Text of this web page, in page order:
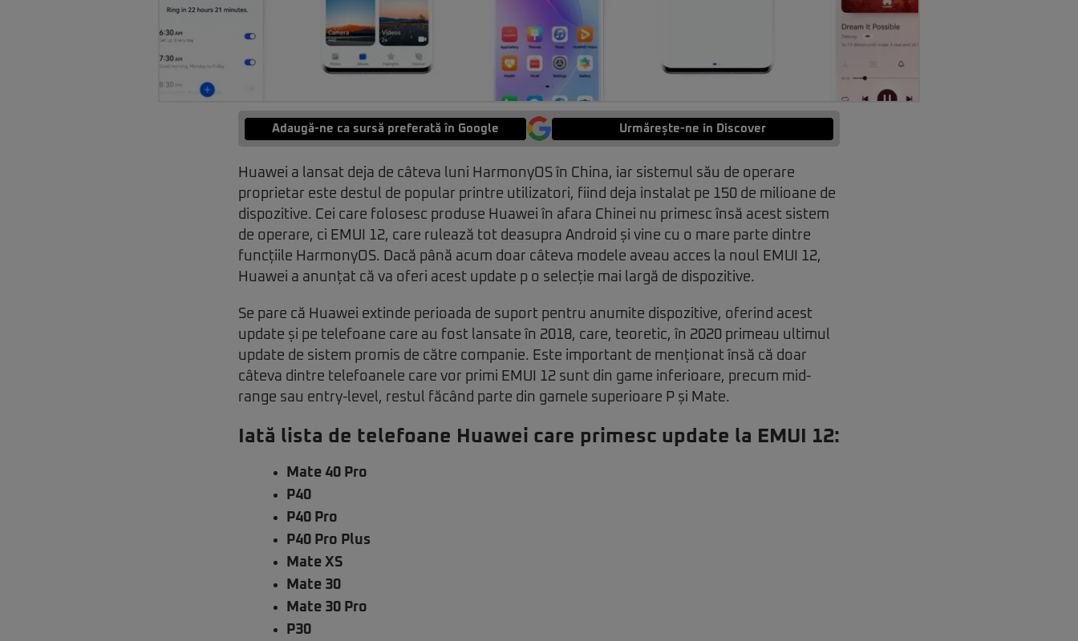
Adaugă-ne ca sursă preferată în Google Urmărește-ne in Discover
Huawei a lansat deja de câteva luni HarmonyOS în China, iar sistemul său de operare
proprietar este destul de popular printre utilizatori, fiind deja instalat pe 150 de milioane de
dispozitive. Cei care folosesc produse Huawei în afara Chinei nu primesc însă acest sistem
de operare, ci EMUI 12, care rulează tot deasupra Android și vine cu o mare parte dintre
funcțiile HarmonyOS. Dacă până acum doar câteva modele aveau acces la noul EMUI 12,
Huawei a anunțat că va oferi acest update p o selecție mai largă de dispozitive.
Se pare că Huawei extinde perioada de suport pentru anumite dispozitive, oferind acest
update și pe telefoane care au fost lansate în 2018, care, teoretic, în 2020 primeau ultimul
update de sistem promis de către companie. Este important de menționat însă că doar
câteva dintre telefoanele care vor primi EMUI 12 sunt din game inferioare, precum mid-
range sau entry-level, restul făcând parte din gamele superioare P și Mate.
Iată lista de telefoane Huawei care primesc update la EMUI 12:
Mate 40 Pro
P40
P40 Pro
P40 Pro Plus
Mate XS
Mate 30
Mate 30 Pro
P30